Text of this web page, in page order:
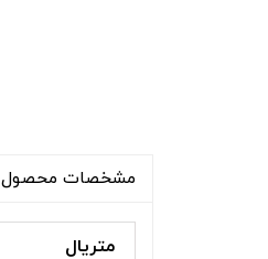
مشخصات محصول
متریال